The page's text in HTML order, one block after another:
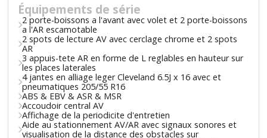
Équipements de série
2 porte-boissons a l'avant avec volet et 2 porte-boissons
a l'AR escamotable
2 spots de lecture AV avec cerclage chrome et 2 spots
AR
3 appuis-tete AR en forme de L reglables en hauteur sur
les places laterales
4 jantes en alliage leger Cleveland 6.5J x 16 avec et
pneumatiques 205/55 R16
ABS & EBV & ASR & MSR
Accoudoir central AV
Affichage de la periodicite d'entretien
Aide au stationnement AV/AR avec signaux sonores et
visualisation de la distance des obstacles sur